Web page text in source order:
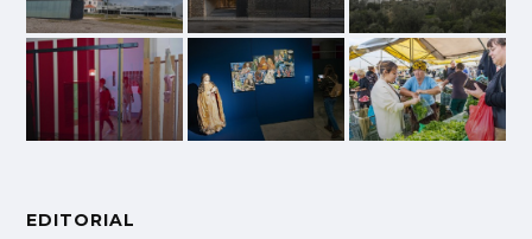
EDITORIAL